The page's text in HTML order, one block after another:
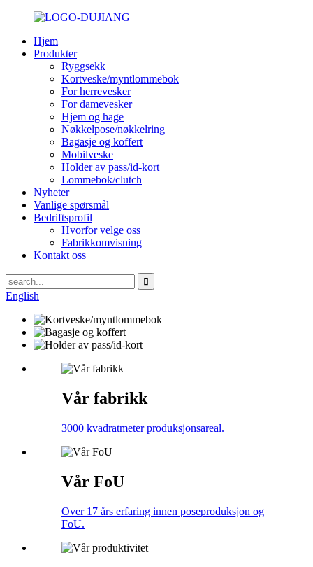
Hjem
Produkter
Ryggsekk
Kortveske/myntlommebok
For herrevesker
For damevesker
Hjem og hage
Nøkkelpose/nøkkelring
Bagasje og koffert
Mobilveske
Holder av pass/id-kort
Lommebok/clutch
Nyheter
Vanlige spørsmål
Bedriftsprofil
Hvorfor velge oss
Fabrikkomvisning
Kontakt oss
English
Vår fabrikk
3000 kvadratmeter produksjonsareal.
Vår FoU
Over 17 års erfaring innen poseproduksjon og
FoU.